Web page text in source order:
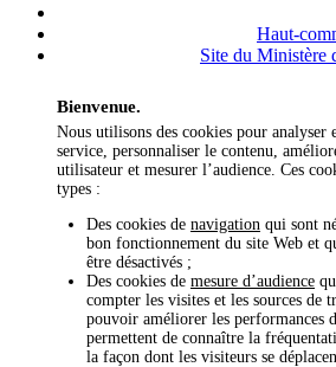
Haut-
Site du Ministère
Bienvenue.
Nous utilisons des cookies pour analyser
service, personnaliser le contenu,
utilisateur et mesurer l’audience. Ces
types :
Des cookies de navigation qui sont
bon fonctionnement du site Web et
être désactivés ;
Des cookies de mesure d’audience
compter les visites et les sources de
pouvoir améliorer les performances
permettent de connaître la
la façon dont les visiteurs se